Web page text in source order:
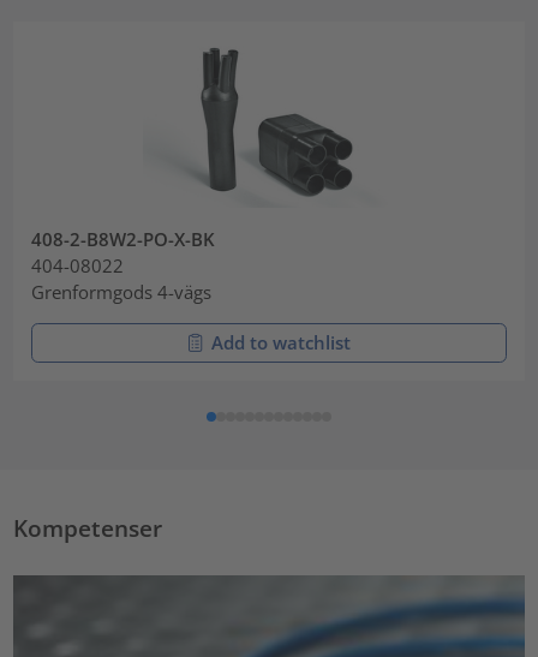
408-2-B8W2-PO-X-BK
404-08022
Grenformgods 4-vägs
Add to watchlist
Kompetenser